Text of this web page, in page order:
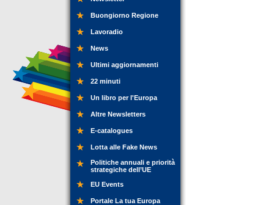
Buongiorno Regione
Lavoradio
News
Ultimi aggiornamenti
22 minuti
Un libro per l'Europa
Altre Newsletters
E-catalogues
Lotta alle Fake News
Politiche annuali e priorità
strategiche dell’UE
EU Events
Portale La tua Europa